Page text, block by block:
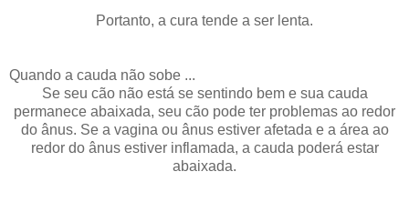
Portanto, a cura tende a ser lenta.
Quando a cauda não sobe ...
Se seu cão não está se sentindo bem e sua cauda
permanece abaixada, seu cão pode ter problemas ao redor
do ânus. Se a vagina ou ânus estiver afetada e a área ao
redor do ânus estiver inflamada, a cauda poderá estar
abaixada.